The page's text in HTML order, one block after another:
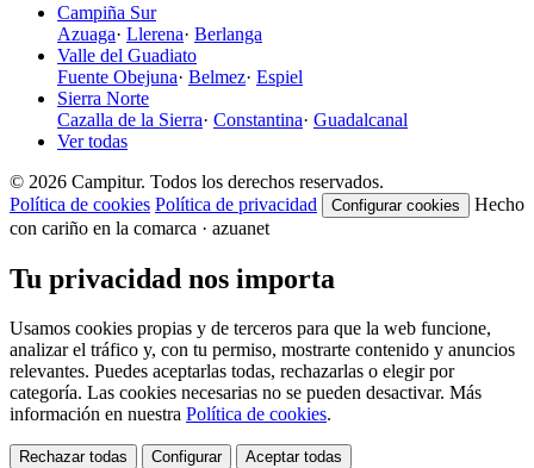
Campiña Sur
Azuaga· Llerena· Berlanga
Valle del Guadiato
Fuente Obejuna· Belmez· Espiel
Sierra Norte
Cazalla de la Sierra· Constantina· Guadalcanal
Ver todas
© 2026 Campitur. Todos los derechos reservados.
Política de cookies Política de privacidad Configurar cookies
Hecho
con cariño en la comarca · azuanet
Tu privacidad nos importa
Usamos cookies propias y de terceros para que la web funcione,
analizar el tráfico y, con tu permiso, mostrarte contenido y anuncios
relevantes. Puedes aceptarlas todas, rechazarlas o elegir por
categoría. Las cookies necesarias no se pueden desactivar. Más
información en nuestra Política de cookies.
Rechazar todas Configurar Aceptar todas